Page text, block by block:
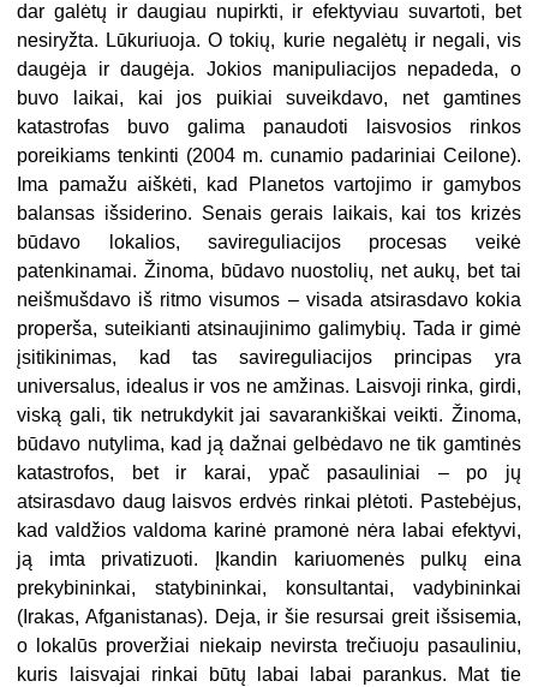
dar galėtų ir daugiau nupirkti, ir efektyviau suvartoti, bet
nesiryžta. Lūkuriuoja. O tokių, kurie negalėtų ir negali, vis
daugėja ir daugėja. Jokios manipuliacijos nepadeda, o
buvo laikai, kai jos puikiai suveikdavo, net gamtines
katastrofas buvo galima panaudoti laisvosios rinkos
poreikiams tenkinti (2004 m. cunamio padariniai Ceilone).
Ima pamažu aiškėti, kad Planetos vartojimo ir gamybos
balansas išsiderino. Senais gerais laikais, kai tos krizės
būdavo lokalios, savireguliacijos procesas veikė
patenkinamai. Žinoma, būdavo nuostolių, net aukų, bet tai
neišmušdavo iš ritmo visumos – visada atsirasdavo kokia
properša, suteikianti atsinaujinimo galimybių. Tada ir gimė
įsitikinimas, kad tas savireguliacijos principas yra
universalus, idealus ir vos ne amžinas. Laisvoji rinka, girdi,
viską gali, tik netrukdykit jai savarankiškai veikti. Žinoma,
būdavo nutylima, kad ją dažnai gelbėdavo ne tik gamtinės
katastrofos, bet ir karai, ypač pasauliniai – po jų
atsirasdavo daug laisvos erdvės rinkai plėtoti. Pastebėjus,
kad valdžios valdoma karinė pramonė nėra labai efektyvi,
ją imta privatizuoti. Įkandin kariuomenės pulkų eina
prekybininkai, statybininkai, konsultantai, vadybininkai
(Irakas, Afganistanas). Deja, ir šie resursai greit išsisemia,
o lokalūs proveržiai niekaip nevirsta trečiuoju pasauliniu,
kuris laisvajai rinkai būtų labai labai parankus. Mat tie